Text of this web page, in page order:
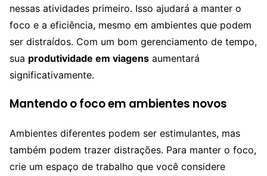
nessas atividades primeiro. Isso ajudará a manter o
foco e a eficiência, mesmo em ambientes que podem
ser distraídos. Com um bom gerenciamento de tempo,
sua produtividade em viagens aumentará
significativamente.
Mantendo o foco em ambientes novos
Ambientes diferentes podem ser estimulantes, mas
também podem trazer distrações. Para manter o foco,
crie um espaço de trabalho que você considere